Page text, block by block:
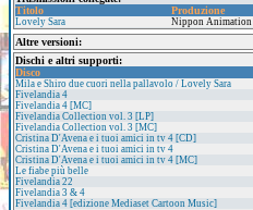
Titolo
Produzione
Lovely Sara Nippon Animation
Altre versioni:
Dischi e altri supporti:
Disco
Mila e Shiro due cuori nella pallavolo / Lovely Sara
Fivelandia 4
Fivelandia 4 [MC]
Fivelandia Collection vol. 3 [LP]
Fivelandia Collection vol. 3 [MC]
Cristina D'Avena e i tuoi amici in tv 4 [CD]
Cristina D'Avena e i tuoi amici in tv 4
Cristina D'Avena e i tuoi amici in tv 4 [MC]
Le fiabe più belle
Fivelandia 22
Fivelandia 3 & 4
Fivelandia 4 [edizione Mediaset Cartoon Music]